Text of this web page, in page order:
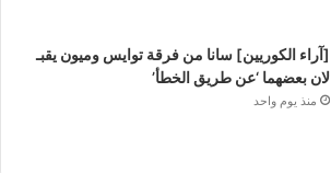
[آراء الكوريين] سانا من فرقة توايس وميون يقبـ
لان بعضهما ‘عن طريق الخطأ’
منذ يوم واحد